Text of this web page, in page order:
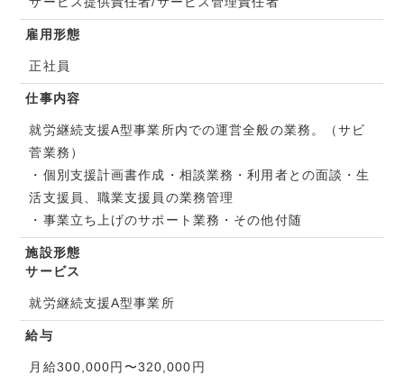
雇用形態
正社員
仕事内容
就労継続支援A型事業所内での運営全般の業務。（サビ
菅業務）
・個別支援計画書作成・相談業務・利用者との面談・生
活支援員、職業支援員の業務管理
・事業立ち上げのサポート業務・その他付随
施設形態
サービス
就労継続支援A型事業所
給与
月給300,000円〜320,000円